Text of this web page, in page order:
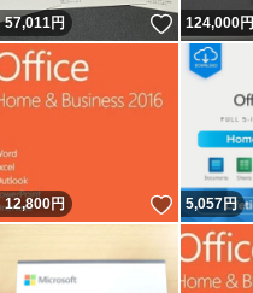
57,011円 いいね！
124,000円
12,800円 いいね！
5,057円